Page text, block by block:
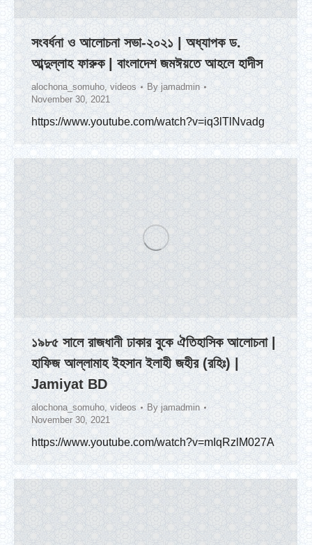
সংবর্ধনা ও আলোচনা সভা-২০২১ | অধ্যাপক ড.
আব্দুল্লাহ ফারুক | বাংলাদেশ জমঈয়তে আহলে হাদীস
alochona_somuho, videos By jamadmin
November 30, 2021
https://www.youtube.com/watch?v=iq3lTlNvadg
১৯৮৫ সালে রাজধানী ঢাকার বুকে ঐতিহাসিক আলোচনা |
হাফিজ আল্লামাহ ইহসান ইলাহী জহীর (রহিঃ) |
Jamiyat BD
alochona_somuho, videos By jamadmin
November 30, 2021
https://www.youtube.com/watch?v=mIqRzlM027A